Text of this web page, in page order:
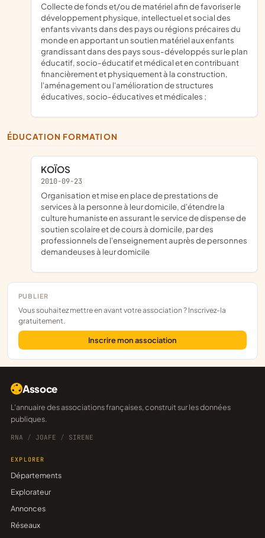
PUBLIER
Vous souhaitez mettre en avant votre association ? Inscrivez-la
gratuitement.
Inscrire mon association
collecte de fonds et/ou de matériel afin de favoriser le
développement physique, intellectuel et social des
enfants vivants dans des pays ou régions précaires du
monde en apportant un soutien matériel aux enfants
grandissant dans des pays sous-développés sur le plan
éducatif, socio-éducatif et médical et en contribuant
financièrement et physiquement à la construction,
l'aménagement ou l'amélioration de structures
éducatives, socio-éducatives et médicales ;
ÉDUCATION FORMATION
KOÏOS
2010-09-23
organisation et mise en place de prestations de
services à la personne à leur domicile, d'étendre la
culture humaniste en assurant le service de dispense de
soutien scolaire et de cours à domicile, par des
professionnels de l'enseignement auprès de personnes
demandeuses à leur domicile
Assoce
L'annuaire des associations françaises, construit sur les données
publiques.
RNA / JOAFE / SIRENE
EXPLORER
Départements
Explorateur
Annonces
Réseaux